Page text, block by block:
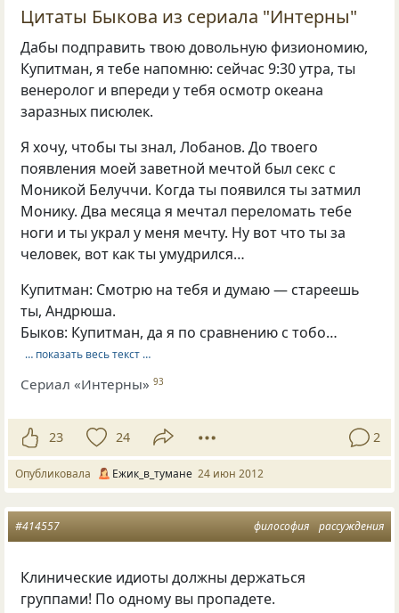
Цитаты Быкова из сериала "Интерны"
Дабы подправить твою довольную физиономию,
Купитман, я тебе напомню: сейчас 9:30 утра, ты
венеролог и впереди у тебя осмотр океана
заразных писюлек.
Я хочу, чтобы ты знал, Лобанов. До твоего
появления моей заветной мечтой был секс с
Моникой Белуччи. Когда ты появился ты затмил
Монику. Два месяца я мечтал переломать тебе
ноги и ты украл у меня мечту. Ну вот что ты за
человек, вот как ты умудрился…
Купитман: Смотрю на тебя и думаю — стареешь
ты, Андрюша.
Быков: Купитман, да я по сравнению с тобо…
… показать весь текст …
Сериал «Интерны» 93
23 24 2
Опубликовала Ежик_в_тумане 24 июн 2012
философия рассуждения
#414557
Клинические идиоты должны держаться
группами! По одному вы пропадете.